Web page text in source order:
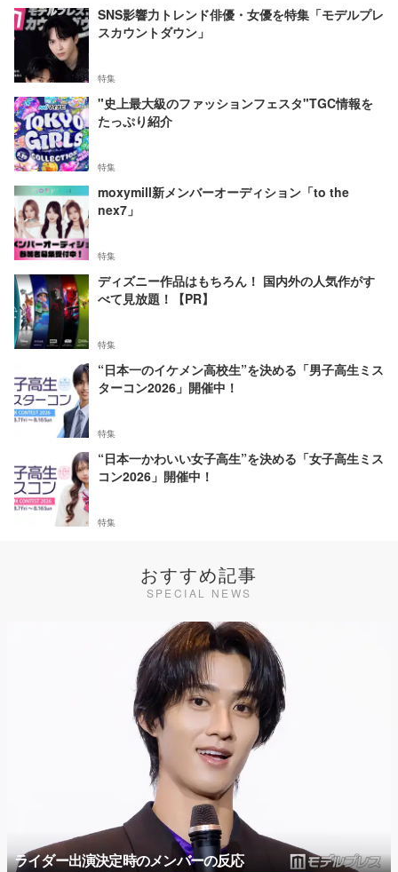
SNS影響力トレンド俳優・女優を特集「モデルプレ
スカウントダウン」
特集
"史上最大級のファッションフェスタ"TGC情報を
たっぷり紹介
特集
moxymill新メンバーオーディション「to the
nex7」
特集
ディズニー作品はもちろん！ 国内外の人気作がす
べて見放題！【PR】
特集
“日本一のイケメン高校生”を決める「男子高生ミス
ターコン2026」開催中！
特集
“日本一かわいい女子高生”を決める「女子高生ミス
コン2026」開催中！
特集
おすすめ記事
SPECIAL NEWS
ライダー出演決定時のメンバーの反応